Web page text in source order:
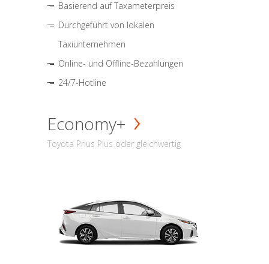
Basierend auf Taxameterpreis
Durchgeführt von lokalen
Taxiunternehmen
Online- und Offline-Bezahlungen
24/7-Hotline
Economy+
Toyota Prius Plus oder gleichwertig